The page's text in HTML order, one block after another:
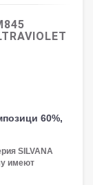
60%,
SILVANA
имеют